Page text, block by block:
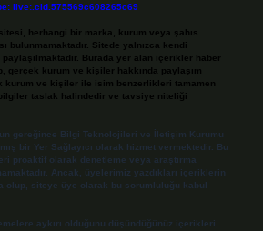
live:.cid.575569c608265c69
herhangi bir marka, kurum veya şahıs
bulunmamaktadır. Sitede yalnızca kendi
paylaşılmaktadır. Burada yer alan içerikler haber
gerçek kurum ve kişiler hakkında paylaşım
kurum ve kişiler ile isim benzerlikleri tamamen
taslak halindedir ve tavsiye niteliği
gereğince Bilgi Teknolojileri ve İletişim Kurumu
bir Yer Sağlayıcı olarak hizmet vermektedir. Bu
proaktif olarak denetleme veya araştırma
Ancak, üyelerimiz yazdıkları içeriklerin
olup, siteye üye olarak bu sorumluluğu kabul
aykırı olduğunu düşündüğünüz içerikleri,